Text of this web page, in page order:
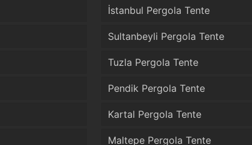
İstanbul Pergola Tente
Sultanbeyli Pergola Tente
Tuzla Pergola Tente
Pendik Pergola Tente
Kartal Pergola Tente
Maltepe Pergola Tente